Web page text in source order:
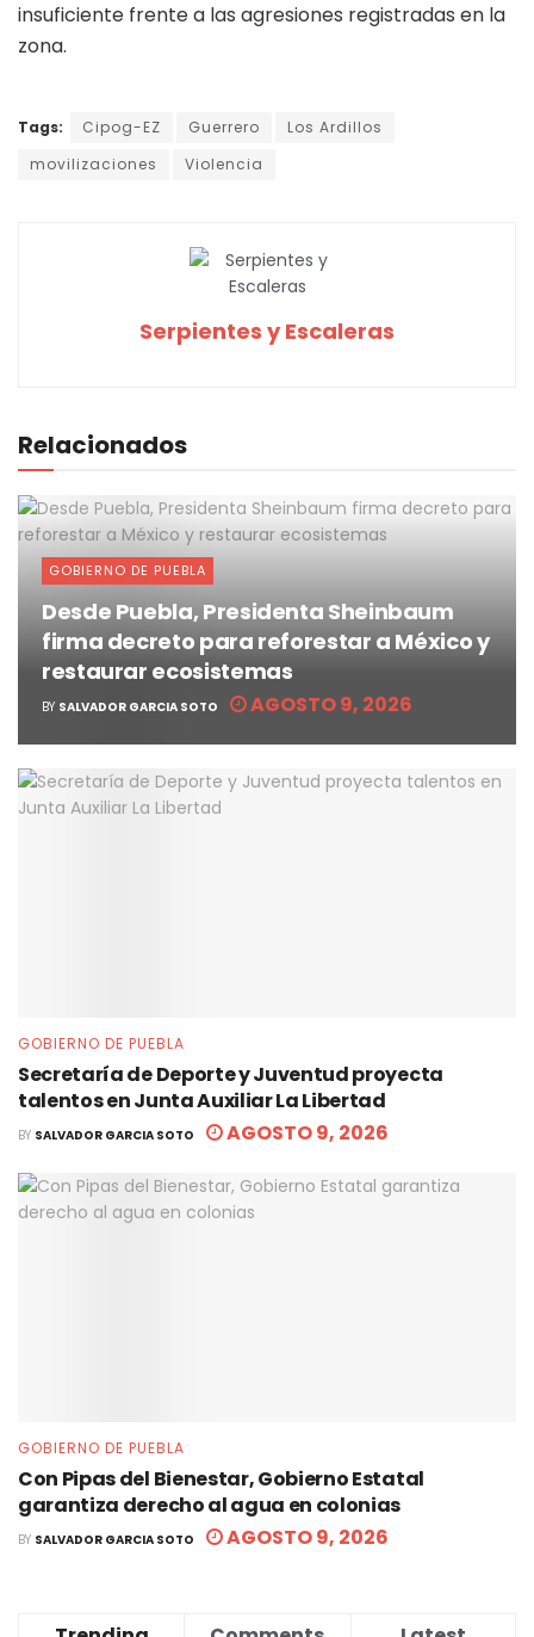
insuficiente frente a las agresiones registradas en la
zona.
Tags: Cipog-EZ Guerrero
Los Ardillos
movilizaciones
Violencia
Serpientes y Escaleras
Relacionados
GOBIERNO DE PUEBLA
Desde Puebla, Presidenta Sheinbaum
firma decreto para reforestar a México y
restaurar ecosistemas
BY SALVADOR GARCIA SOTO AGOSTO 9, 2026
GOBIERNO DE PUEBLA
Secretaría de Deporte y Juventud proyecta
talentos en Junta Auxiliar La Libertad
BY SALVADOR GARCIA SOTO AGOSTO 9, 2026
GOBIERNO DE PUEBLA
Con Pipas del Bienestar, Gobierno Estatal
garantiza derecho al agua en colonias
BY SALVADOR GARCIA SOTO AGOSTO 9, 2026